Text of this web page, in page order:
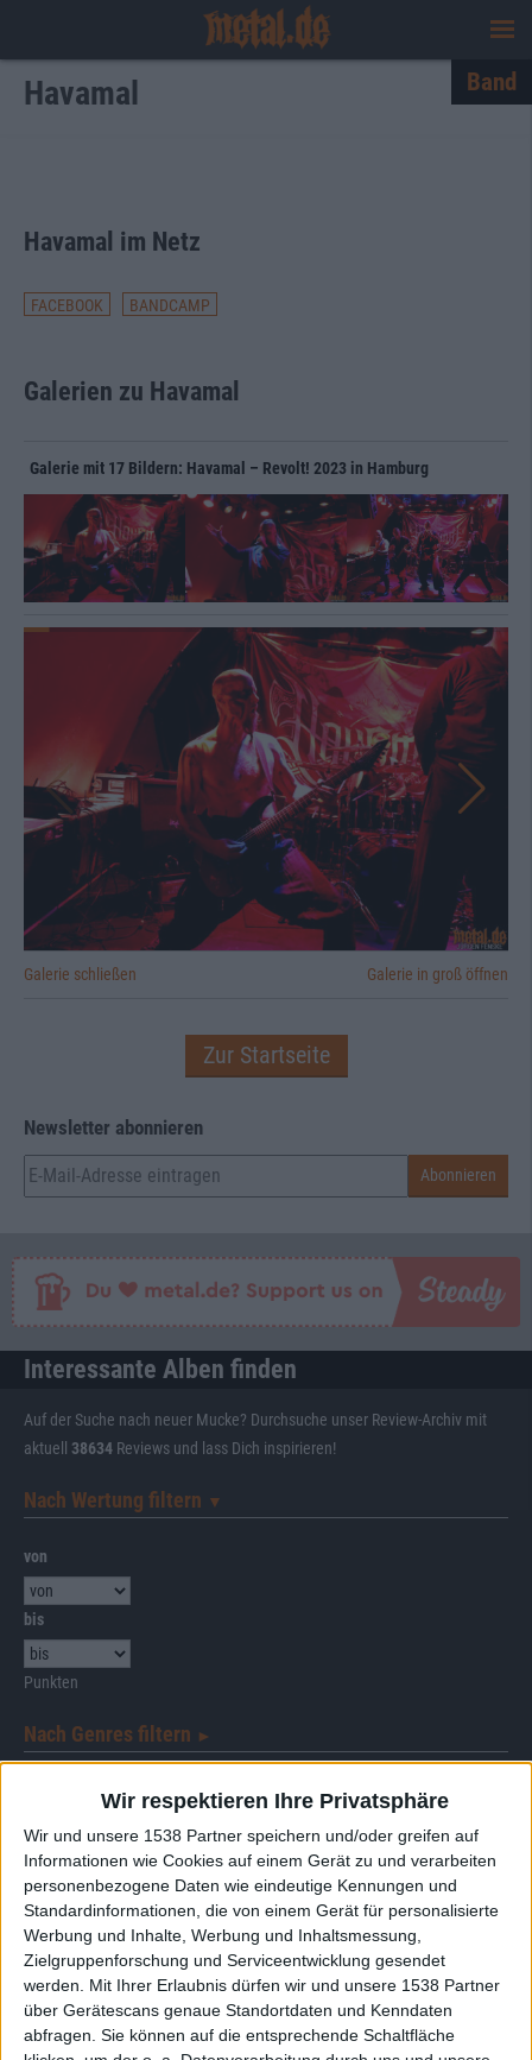
Wir respektieren Ihre Privatsphäre
Wir und unsere 1538 Partner speichern und/oder greifen auf
Informationen wie Cookies auf einem Gerät zu und verarbeiten
personenbezogene Daten wie eindeutige Kennungen und
Standardinformationen, die von einem Gerät für personalisierte
Werbung und Inhalte, Werbung und Inhaltsmessung,
Zielgruppenforschung und Serviceentwicklung gesendet
werden.
Mit Ihrer Erlaubnis dürfen wir und unsere 1538 Partner
über Gerätescans genaue Standortdaten und Kenndaten
abfragen. Sie können auf die entsprechende Schaltfläche
Havamal Band
Havamal im Netz
FACEBOOK BANDCAMP
Galerien zu Havamal
Galerie mit 17 Bildern: Havamal – Revolt! 2023 in Hamburg
Galerie schließen Galerie in groß öffnen
Zur Startseite
Newsletter abonnieren
Interessante Alben finden
Auf der Suche nach neuer Mucke? Durchsuche unser Review-Archiv mit
aktuell 38634 Reviews und lass Dich inspirieren!
Nach Wertung filtern ▼︎
von
bis
Punkten
Nach Genres filtern ►︎
Alben von Havamal